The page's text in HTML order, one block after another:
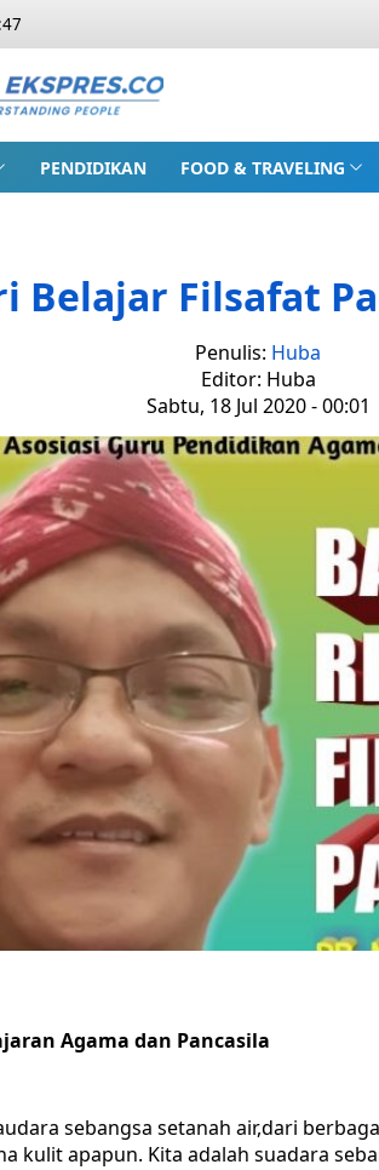
PENDIDIKAN FOOD & TRAVELING
Belajar Filsafat
Penulis: Huba
Editor: Huba
Sabtu, 18 Jul 2020 - 00:01
Agama dan Pancasila
sebangsa setanah air,dari
kulit apapun. Kita adalah suadara